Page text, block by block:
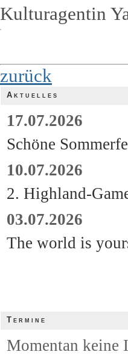
Kulturagentin
zurück
Aktuelles
17.07.2026
Schöne
10.07.2026
2. Highland-
03.07.2026
The world is
Termine
Momentan keine